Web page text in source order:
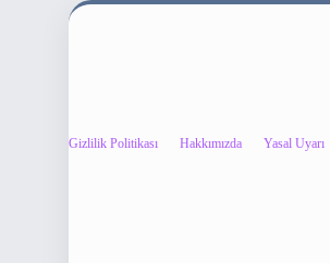
Gizlilik Politikası Hakkımızda Yasal Uyarı